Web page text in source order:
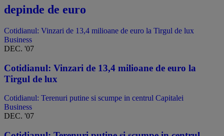
depinde de euro
Cotidianul: Vinzari de 13,4 milioane de euro la Tirgul de lux
Business
DEC. '07
Cotidianul: Vinzari de 13,4 milioane de euro la
Tirgul de lux
Cotidianul: Terenuri putine si scumpe in centrul Capitalei
Business
DEC. '07